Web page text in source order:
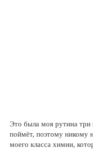
Это была моя рутина три
поймёт, поэтому никому
моего класса химии,